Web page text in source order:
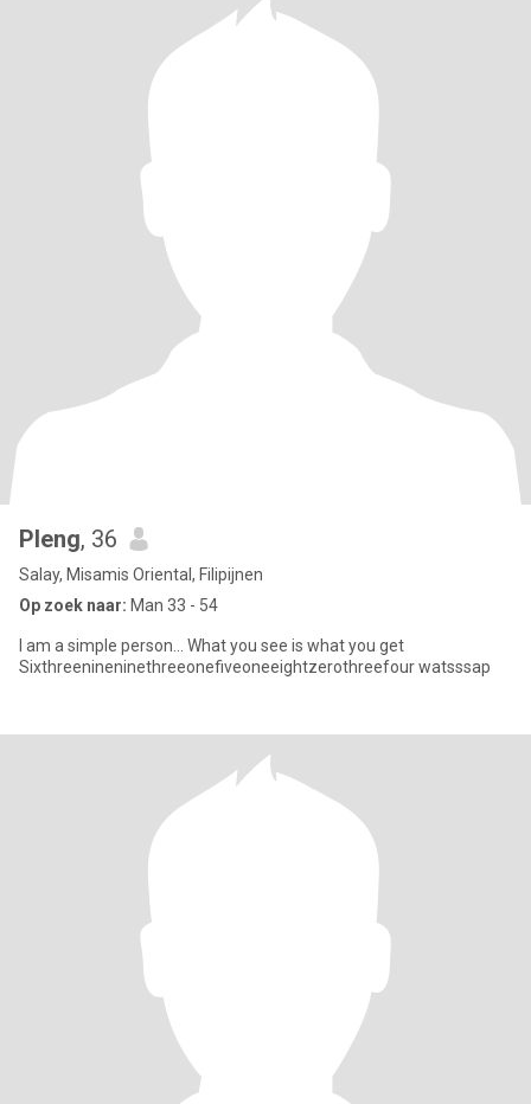
Pleng, 36
Salay, Misamis Oriental, Filipijnen
Op zoek naar: Man 33 - 54
I am a simple person... What you see is what you get
Sixthreenineninethreeonefiveoneeightzerothreefour watsssap